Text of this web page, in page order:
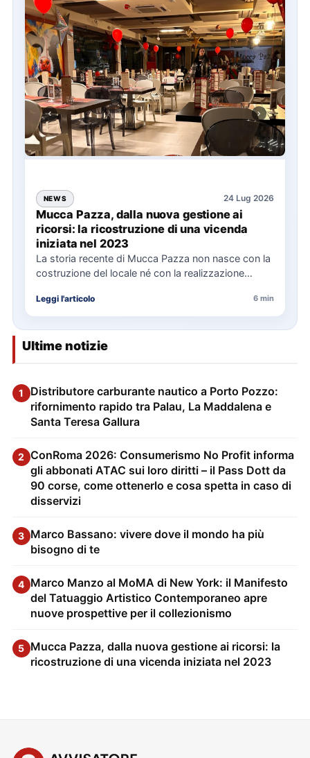
NEWS 24 Lug 2026
Mucca Pazza, dalla nuova gestione ai
ricorsi: la ricostruzione di una vicenda
iniziata nel 2023
La storia recente di Mucca Pazza non nasce con la
costruzione del locale né con la realizzazione
Leggi l'articolo 6 min
Ultime notizie
1
Distributore carburante nautico a Porto Pozzo:
rifornimento rapido tra Palau, La Maddalena e
Santa Teresa Gallura
2 ConRoma 2026: Consumerismo No Profit informa
gli abbonati ATAC sui loro diritti – il Pass Dott da
90 corse, come ottenerlo e cosa spetta in caso di
disservizi
3 Marco Bassano: vivere dove il mondo ha più
bisogno di te
4 Marco Manzo al MoMA di New York: il Manifesto
del Tatuaggio Artistico Contemporaneo apre
nuove prospettive per il collezionismo
5 Mucca Pazza, dalla nuova gestione ai ricorsi: la
ricostruzione di una vicenda iniziata nel 2023